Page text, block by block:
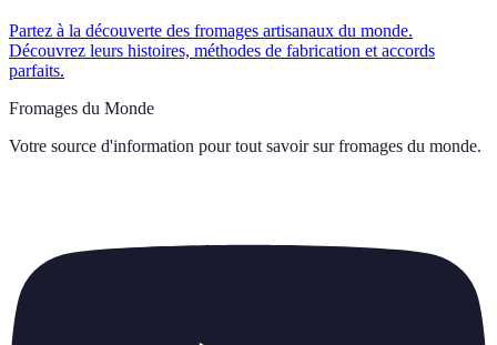
Partez à la découverte des fromages artisanaux du monde.
Découvrez leurs histoires, méthodes de fabrication et accords
parfaits.
Fromages du Monde
Votre source d'information pour tout savoir sur fromages du monde.